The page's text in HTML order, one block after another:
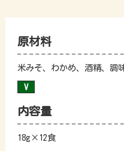
原材料
米みそ、わかめ、酒精、調
内容量
18g×12食